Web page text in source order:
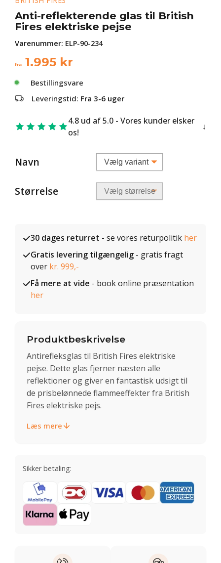
Anti-reflekterende glas til British
Fires elektriske pejse
Varenummer: ELP-90-234
fra 1.995 kr
Bestillingsvare
Leveringstid: Fra 3-6 uger
4.8 ud af 5.0 - Vores kunder elsker
os!
Navn
Størrelse
30 dages returret - se vores returpolitik her
Gratis levering tilgængelig - gratis fragt
over kr. 999,-
Få mere at vide - book online præsentation
her
Produktbeskrivelse
Antirefleksglas til British Fires elektriske
pejse. Dette glas fjerner næsten alle
reflektioner og giver en fantastisk udsigt til
de prisbelønnede flammeeffekter fra British
Fires elektriske pejs.
Læs mere
Sikker betaling: